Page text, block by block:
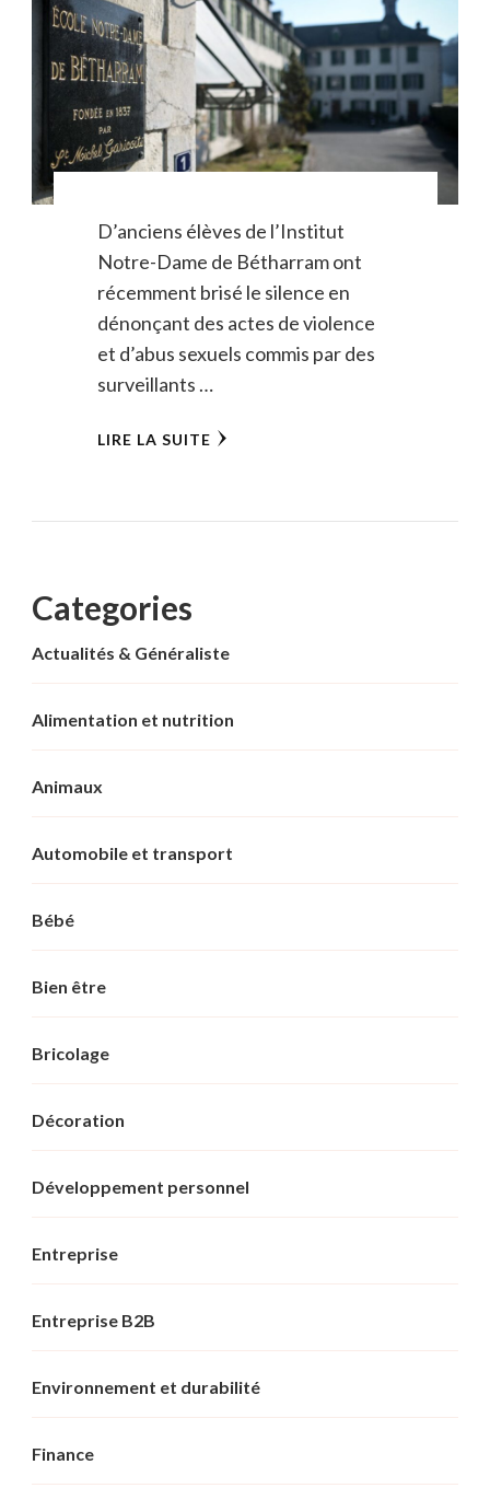
D’anciens élèves de l’Institut
Notre-Dame de Bétharram ont
récemment brisé le silence en
dénonçant des actes de violence
et d’abus sexuels commis par des
surveillants …
LIRE LA SUITE
Categories
Actualités & Généraliste
Alimentation et nutrition
Animaux
Automobile et transport
Bébé
Bien être
Bricolage
Décoration
Développement personnel
Entreprise
Entreprise B2B
Environnement et durabilité
Finance